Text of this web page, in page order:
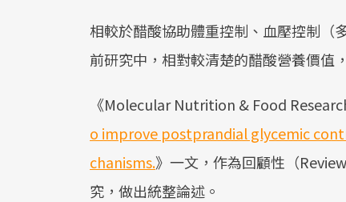
相較於醋酸協助體重控制、血壓控制（
前研究中，相對較清楚的醋酸營養價值
《Molecular Nutrition & Food
o improve postprandial glycemic
chanisms.》一文，作為回顧性（
究，做出統整論述。